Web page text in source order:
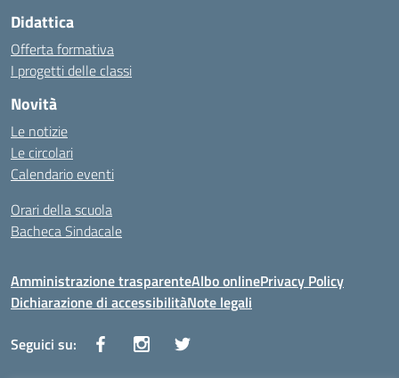
Didattica
Offerta formativa
I progetti delle classi
Novità
Le notizie
Le circolari
Calendario eventi
Orari della scuola
Bacheca Sindacale
Amministrazione trasparenteAlbo onlinePrivacy Policy
Dichiarazione di accessibilitàNote legali
Seguici su: